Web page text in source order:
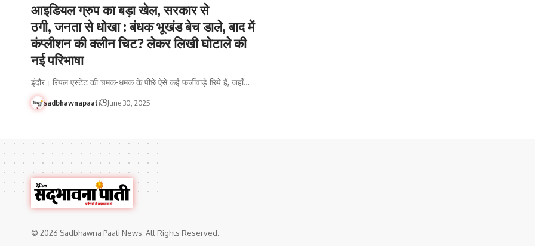
आइडियल ग्रुप का बड़ा खेल, सरकार से
ठगी, जनता से धोखा : बंधक भूखंड बेच डाले, बाद में
कंप्लीशन की क्लीन चिट? लेकर लिखी घोटाले की
नई परिभाषा
इंदौर। रियल एस्टेट की चमक-धमक के पीछे ऐसे कई फर्जीवाड़े छिपे हैं, जहाँ…
sadbhawnapaati June 30, 2025
© 2026 Sadbhawna Paati News. All Rights Reserved.